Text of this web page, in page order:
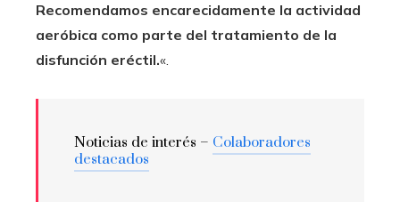
Recomendamos encarecidamente la actividad
aeróbica como parte del tratamiento de la
disfunción eréctil.«.
Noticias de interés – Colaboradores
destacados